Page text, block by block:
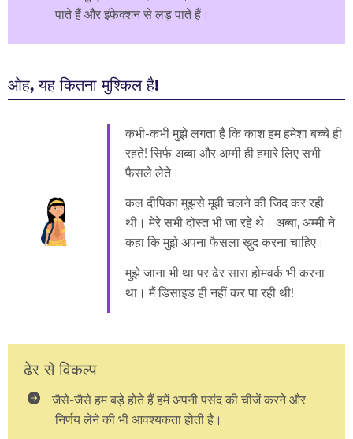
पाते हैं और इंफेक्शन से लड़ पाते हैं।
ओह, यह कितना मुश्किल है!
कभी-कभी मुझे लगता है कि काश हम हमेशा बच्चे ही
रहते! सिर्फ अब्बा और अम्मी ही हमारे लिए सभी
फैसले लेते।
कल दीपिका मुझसे मूवी चलने की जिद कर रही
थी। मेरे सभी दोस्त भी जा रहे थे। अब्बा, अम्मी ने
कहा कि मुझे अपना फैसला ख़ुद करना चाहिए।
मुझे जाना भी था पर ढेर सारा होमवर्क भी करना
था। मैं डिसाइड ही नहीं कर पा रही थी!
ढेर से विकल्प
जैसे-जैसे हम बड़े होते हैं हमें अपनी पसंद की चीजें करने और
निर्णय लेने की भी आवश्यकता होती है।